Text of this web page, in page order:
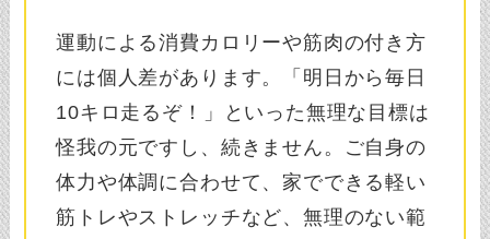
運動による消費カロリーや筋肉の付き方
には個人差があります。「明日から毎日
10キロ走るぞ！」といった無理な目標は
怪我の元ですし、続きません。ご自身の
体力や体調に合わせて、家でできる軽い
筋トレやストレッチなど、無理のない範